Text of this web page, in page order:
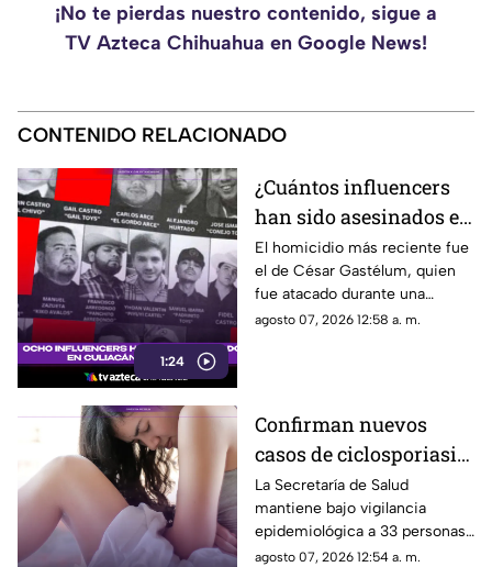
¡No te pierdas nuestro contenido, sigue a
TV Azteca Chihuahua en Google News!
CONTENIDO RELACIONADO
1:24
¿Cuántos influencers
han sido asesinados en
Culiacán desde 2024?
César Gastélum el más
reciente
El homicidio más reciente fue
el de César Gastélum, quien
fue atacado durante una
transmisión en vivo.
agosto 07, 2026 12:58 a. m.
Confirman nuevos
casos de ciclosporiasis
en México; este estado
concentra la mayor
cifra
La Secretaría de Salud
mantiene bajo vigilancia
epidemiológica a 33 personas
diagnosticadas con
agosto 07, 2026 12:54 a. m.